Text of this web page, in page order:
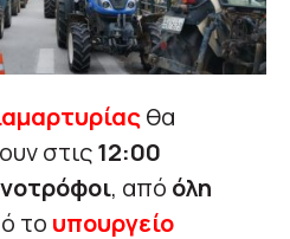
θα
στις12:00
, από όλη
το υπουργείο